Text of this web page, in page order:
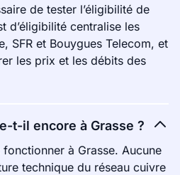
de tester l’éligibilité de
d’éligibilité centralise les
SFR et Bouygues Telecom, et
les prix et les débits des
t-il encore à Grasse ?
fonctionner à Grasse. Aucune
technique du réseau cuivre